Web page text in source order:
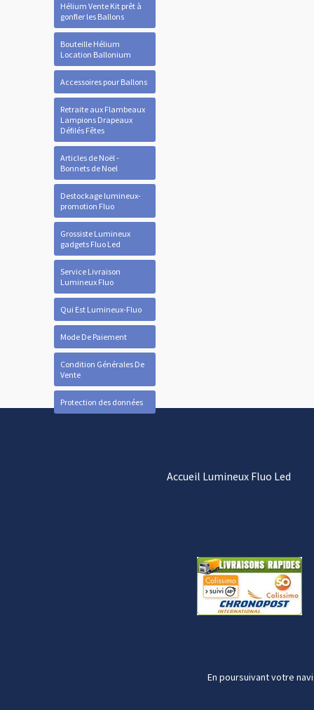
Hélium Vente Kit prêt à
gonfler les Ballons
Bouteille Hélium
Location Ballonium
Accessoires pour Ballons
Retraite aux Flambeaux
Lampions Drapeaux
Défilés Fêtes
Articles de Noël -
Bonnets de Noel
Destockage lumineux-
promotion Fluo
Grossiste Lumineux
gadgets Fluo Led
Service Livraison
Lumineux Fluo
Qui Est Lumineux-Fluo
Mode De Paiement
Condition Générales De
Vente
Protection des données
Accueil Lumineux Fluo Led
En poursuivant votre